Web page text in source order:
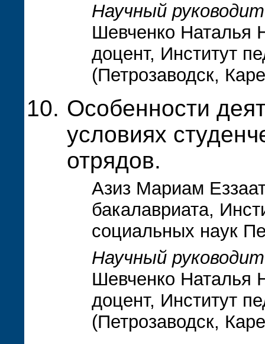
Научный
Шевченко Наталья
доцент, Институт
(Петрозаводск,
Особенности
условиях
отрядов.
Азиз Мариам
бакалавриата,
социальных наук
Научный
Шевченко Наталья
доцент, Институт
(Петрозаводск,